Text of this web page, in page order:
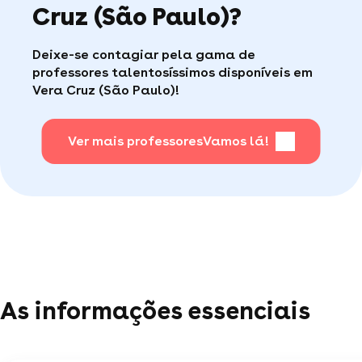
Faça sua busca, com apena um clique, é muito
fácil
Caso encontre algum problema durante suas
consumidor de qualidade disponível para te ajudar
(por telefone e e-mail, 5J/7).
Para saber + acesse nossa página de perguntas
mais frequentes.
Cruz (São Paulo)?
Deixe-se contagiar pela gama de
professores talentosíssimos disponíveis em
Vera Cruz (São Paulo)!
Ver mais professoresVamos lá!
As informações essenciais